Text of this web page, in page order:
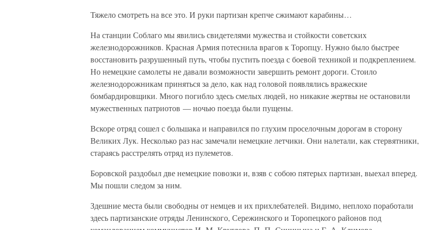
Тяжело смотреть на все это. И руки партизан крепче сжимают карабины…
На станции Соблаго мы явились свидетелями мужества и стойкости советских
железнодорожников. Красная Армия потеснила врагов к Торопцу. Нужно было быстрее
восстановить разрушенный путь, чтобы пустить поезда с боевой техникой и подкреплением.
Но немецкие самолеты не давали возможности завершить ремонт дороги. Стоило
железнодорожникам приняться за дело, как над головой появлялись вражеские
бомбардировщики. Много погибло здесь смелых людей, но никакие жертвы не остановили
мужественных патриотов — ночью поезда были пущены.
Вскоре отряд сошел с большака и направился по глухим проселочным дорогам в сторону
Великих Лук. Несколько раз нас замечали немецкие летчики. Они налетали, как стервятники,
стараясь расстрелять отряд из пулеметов.
Боровской раздобыл две немецкие повозки и, взяв с собою пятерых партизан, выехал вперед.
Мы пошли следом за ним.
Здешние места были свободны от немцев и их прихлебателей. Видимо, неплохо поработали
здесь партизанские отряды Ленинского, Сережинского и Торопецкого районов под